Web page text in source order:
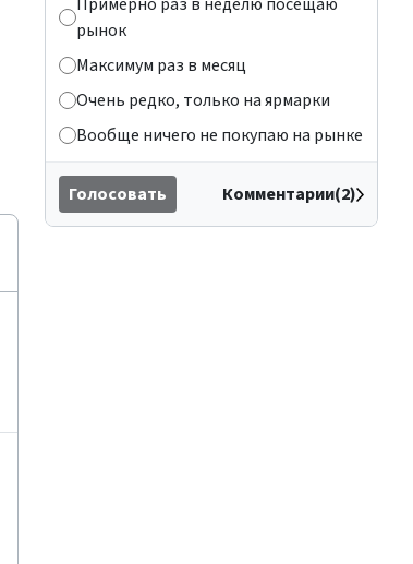
рынок
Максимум раз в месяц
Очень редко, только на ярмарки
Вообще ничего не покупаю на рынке
Голосовать Комментарии(2)